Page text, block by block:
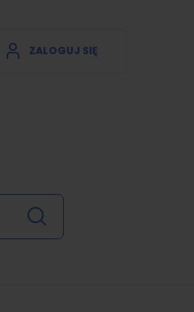
ZALOGUJ SIĘ